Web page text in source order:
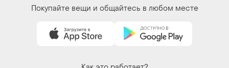
Покупайте вещи и общайтесь в любом месте